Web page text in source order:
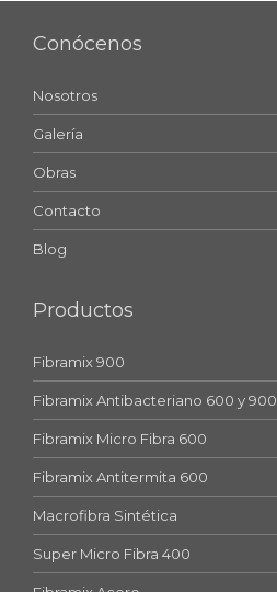
Conócenos
Nosotros
Galería
Obras
Contacto
Blog
Productos
Fibramix 900
Fibramix Antibacteriano 600 y 900
Fibramix Micro Fibra 600
Fibramix Antitermita 600
Macrofibra Sintética
Super Micro Fibra 400